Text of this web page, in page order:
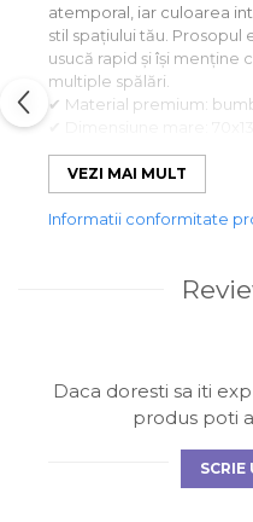
atemporal, iar culoarea
stil spațiului tău. Prosopul
usucă rapid și își menține
multiple spălări.
✔ Material premium:
✔ Design elegant cu
✔ Culoare durabilă și
Alege un prosop practic
VEZI MAI MULT
Informatii conformitate
Daca doresti sa iti
produs poti
SCRIE